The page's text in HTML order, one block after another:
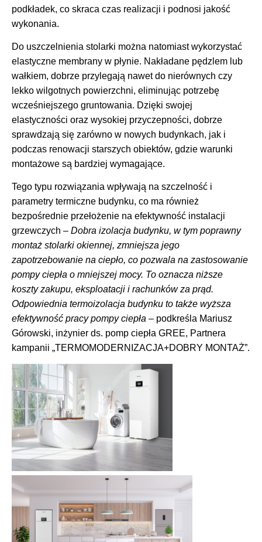
podkładek, co skraca czas realizacji i podnosi jakość
wykonania.
Do uszczelnienia stolarki można natomiast wykorzystać
elastyczne membrany w płynie. Nakładane pędzlem lub
wałkiem, dobrze przylegają nawet do nierównych czy
lekko wilgotnych powierzchni, eliminując potrzebę
wcześniejszego gruntowania. Dzięki swojej
elastyczności oraz wysokiej przyczepności, dobrze
sprawdzają się zarówno w nowych budynkach, jak i
podczas renowacji starszych obiektów, gdzie warunki
montażowe są bardziej wymagające.
Tego typu rozwiązania wpływają na szczelność i
parametry termiczne budynku, co ma również
bezpośrednie przełożenie na efektywność instalacji
grzewczych – Dobra izolacja budynku, w tym poprawny
montaż stolarki okiennej, zmniejsza jego
zapotrzebowanie na ciepło, co pozwala na zastosowanie
pompy ciepła o mniejszej mocy. To oznacza niższe
koszty zakupu, eksploatacji i rachunków za prąd.
Odpowiednia termoizolacja budynku to także wyższa
efektywność pracy pompy ciepła – podkreśla Mariusz
Górowski, inżynier ds. pomp ciepła GREE, Partnera
kampanii „TERMOMODERNIZACJA+DOBRY MONTAŻ”.